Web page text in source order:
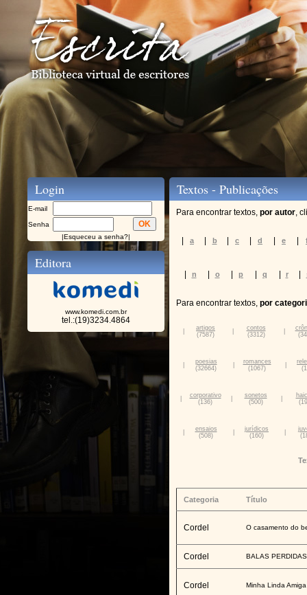
Login
E-mail
Senha
|Esqueceu a senha?|
Editora
www.komedi.com.br
tel.:(19)3234.4864
Textos - Publicações
Para encontrar textos, por autor,
a b c d e
n o p q r
Para encontrar textos, por
artigos
(7587)
contos
(3312)
poesias
(32664)
romances
(1067)
corporativo
(136)
sonetos
(500)
ensaios
(508)
jurídicos
(160)
Categoria Título
Cordel O casamento do
Cordel BALAS PERDIDAS
Cordel Minha Linda Amiga